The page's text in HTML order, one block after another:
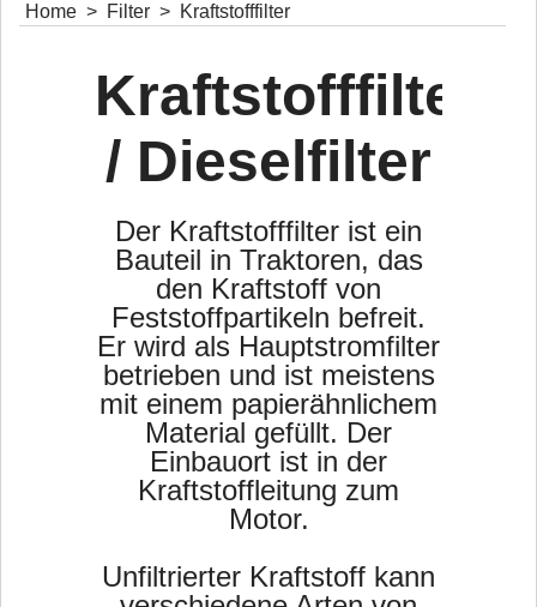
Kraftstoffschläuche
schwarz und umflochten
mit und ohne Verschraubungen
Maßanfertigungen
Einspritzdüsen und Zubehör
Einspritzdüsen & Zubehör
Dichtungen aller Art
Papier- u. Korkdichtungen, Dichtungen zum selbst Schneidern,
Dichtringe
Home > Filter > Kraftstofffilter
Kraftstofffilter
/ Dieselfilter
Der Kraftstofffilter ist ein
Bauteil in Traktoren, das
den Kraftstoff von
Feststoffpartikeln befreit.
Er wird als Hauptstromfilter
betrieben und ist meistens
mit einem papierähnlichem
Material gefüllt. Der
Einbauort ist in der
Kraftstoffleitung zum
Motor.
Unfiltrierter Kraftstoff kann